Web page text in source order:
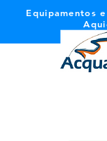
Equipamentos